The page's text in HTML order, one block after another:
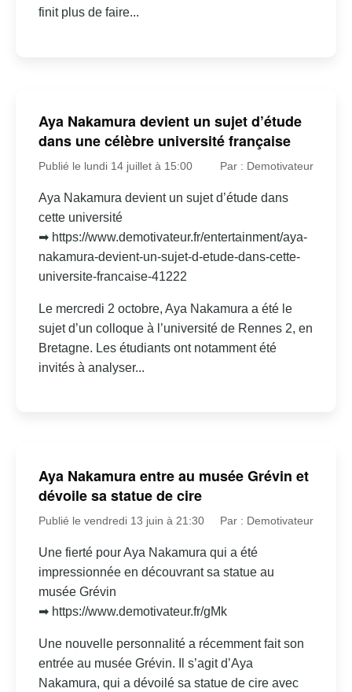
finit plus de faire...
Aya Nakamura devient un sujet d’étude
dans une célèbre université française
Publié le lundi 14 juillet à 15:00 Par : Demotivateur
Aya Nakamura devient un sujet d’étude dans
cette université
➡ https://www.demotivateur.fr/entertainment/aya-
nakamura-devient-un-sujet-d-etude-dans-cette-
universite-francaise-41222
Le mercredi 2 octobre, Aya Nakamura a été le
sujet d’un colloque à l’université de Rennes 2, en
Bretagne. Les étudiants ont notamment été
invités à analyser...
Aya Nakamura entre au musée Grévin et
dévoile sa statue de cire
Publié le vendredi 13 juin à 21:30 Par : Demotivateur
Une fierté pour Aya Nakamura qui a été
impressionnée en découvrant sa statue au
musée Grévin
➡ https://www.demotivateur.fr/gMk
Une nouvelle personnalité a récemment fait son
entrée au musée Grévin. Il s’agit d’Aya
Nakamura, qui a dévoilé sa statue de cire avec